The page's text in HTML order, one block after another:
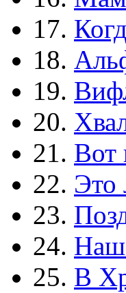
17.
18.
19.
20.
21. Вот
22. Это
23.
24. Наш
25. В